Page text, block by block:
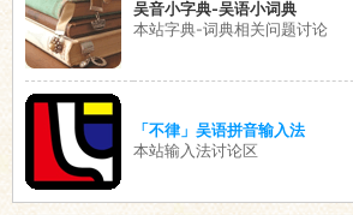
语
吴音小字典-吴语小词典
本站字典-词典相关问题讨论
「不律」吴语拼音输入法
本站输入法讨论区